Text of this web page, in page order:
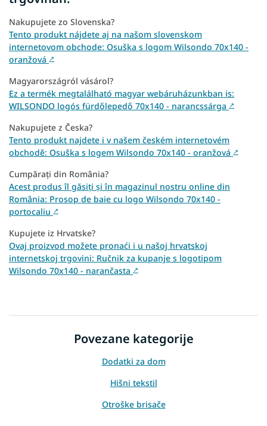
Nakupujete zo Slovenska?
Tento produkt nájdete aj na našom slovenskom
internetovom obchode: Osuška s logom Wilsondo 70x140 -
oranžová ↗
Magyarországról vásárol?
Ez a termék megtalálható magyar webáruházunkban is:
WILSONDO logós fürdőlepedő 70x140 - narancssárga ↗
Nakupujete z Česka?
Tento produkt najdete i v našem českém internetovém
obchodě: Osuška s logem Wilsondo 70x140 - oranžová ↗
Cumpărați din România?
Acest produs îl găsiți și în magazinul nostru online din
România: Prosop de baie cu logo Wilsondo 70x140 -
portocaliu ↗
Kupujete iz Hrvatske?
Ovaj proizvod možete pronaći i u našoj hrvatskoj
internetskoj trgovini: Ručnik za kupanje s logotipom
Wilsondo 70x140 - narančasta ↗
Povezane kategorije
Dodatki za dom
Hišni tekstil
Otroške brisače